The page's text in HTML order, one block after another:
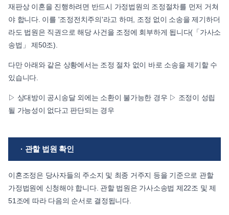
재판상 이혼을 진행하려면 반드시 가정법원의 조정절차를 먼저 거쳐
야 합니다. 이를 '조정전치주의'라고 하며, 조정 없이 소송을 제기하더
라도 법원은 직권으로 해당 사건을 조정에 회부하게 됩니다(「가사소
송법」 제50조).
다만 아래와 같은 상황에서는 조정 절차 없이 바로 소송을 제기할 수
있습니다.
▷ 상대방이 공시송달 외에는 소환이 불가능한 경우 ▷ 조정이 성립
될 가능성이 없다고 판단되는 경우
· 관할 법원 확인
이혼조정은 당사자들의 주소지 및 최종 거주지 등을 기준으로 관할
가정법원에 신청해야 합니다. 관할 법원은 가사소송법 제22조 및 제
51조에 따라 다음의 순서로 결정됩니다.